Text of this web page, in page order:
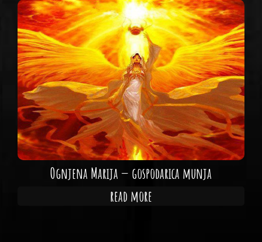
Ognjena Marija — gospodarica munja
read more